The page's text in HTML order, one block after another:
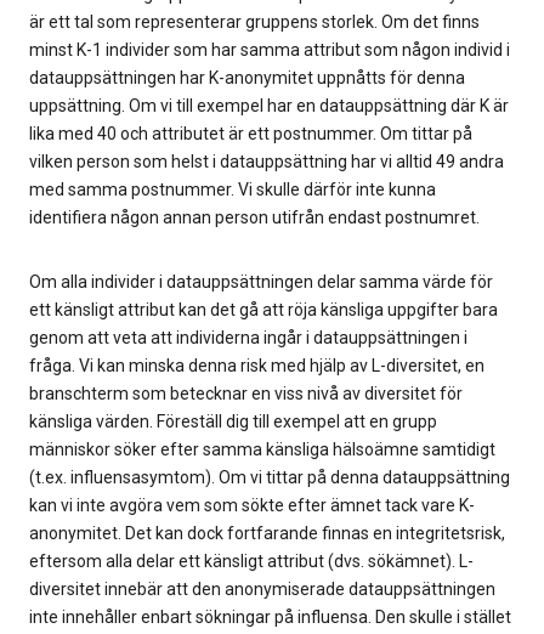
är ett tal som representerar gruppens storlek. Om det finns
minst K-1 individer som har samma attribut som någon individ i
datauppsättningen har K-anonymitet uppnåtts för denna
uppsättning. Om vi till exempel har en datauppsättning där K är
lika med 40 och attributet är ett postnummer. Om tittar på
vilken person som helst i datauppsättning har vi alltid 49 andra
med samma postnummer. Vi skulle därför inte kunna
identifiera någon annan person utifrån endast postnumret.
Om alla individer i datauppsättningen delar samma värde för
ett känsligt attribut kan det gå att röja känsliga uppgifter bara
genom att veta att individerna ingår i datauppsättningen i
fråga. Vi kan minska denna risk med hjälp av L-diversitet, en
branschterm som betecknar en viss nivå av diversitet för
känsliga värden. Föreställ dig till exempel att en grupp
människor söker efter samma känsliga hälsoämne samtidigt
(t.ex. influensasymtom). Om vi tittar på denna datauppsättning
kan vi inte avgöra vem som sökte efter ämnet tack vare K-
anonymitet. Det kan dock fortfarande finnas en integritetsrisk,
eftersom alla delar ett känsligt attribut (dvs. sökämnet). L-
diversitet innebär att den anonymiserade datauppsättningen
inte innehåller enbart sökningar på influensa. Den skulle i stället